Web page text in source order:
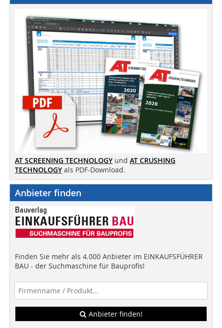
AT SCREENING TECHNOLOGY und AT CRUSHING
TECHNOLOGY als PDF-Download.
Anbieter finden
Finden Sie mehr als 4.000 Anbieter im EINKAUFSFÜHRER
BAU - der Suchmaschine für Bauprofis!
Anbieter finden!